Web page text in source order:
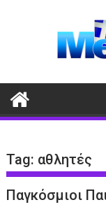
Tag: αθλητές
Παγκόσμιοι